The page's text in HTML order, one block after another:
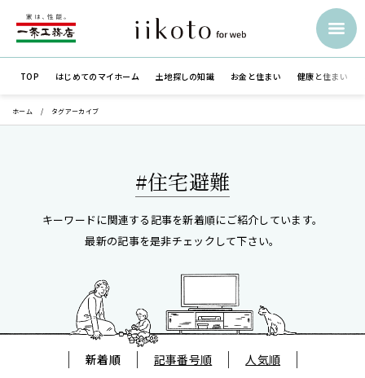
TOP はじめての マイホーム 土地探しの知識 お金と住まい 健康と住まい
ホーム タグアーカイブ
#住宅避難
キーワードに関連する記事を新着順にご紹介しています。
最新の記事を是非チェックして下さい。
新着順 記事番号順 人気順